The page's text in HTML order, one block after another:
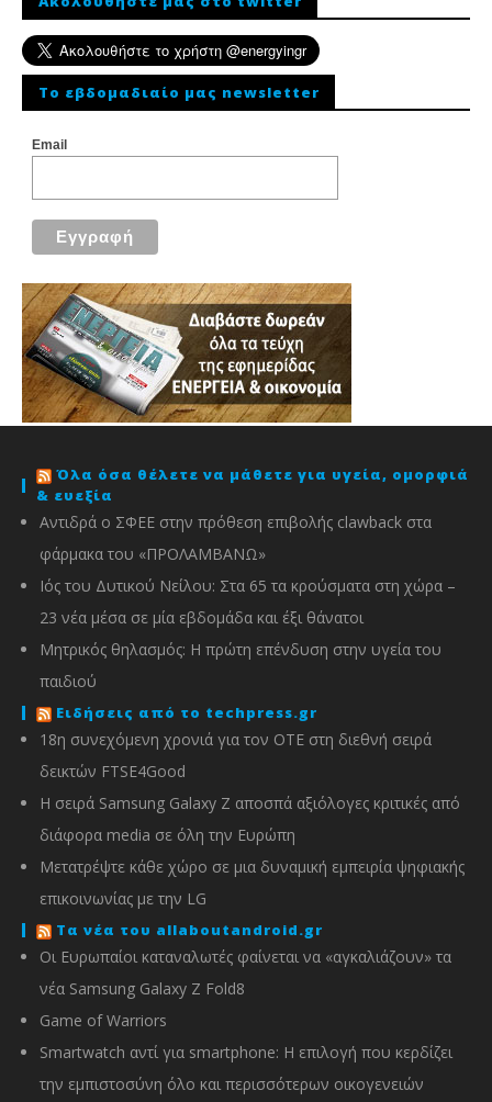
To εβδομαδιαίο μας newsletter
Email
Όλα όσα θέλετε να μάθετε για υγεία, ομορφιά
& ευεξία
Αντιδρά ο ΣΦΕΕ στην πρόθεση επιβολής clawback στα
φάρμακα του «ΠΡΟΛΑΜΒΑΝΩ»
Ιός του Δυτικού Νείλου: Στα 65 τα κρούσματα στη χώρα –
23 νέα μέσα σε μία εβδομάδα και έξι θάνατοι
Μητρικός θηλασμός: Η πρώτη επένδυση στην υγεία του
παιδιού
Ειδήσεις από το techpress.gr
18η συνεχόμενη χρονιά για τον ΟΤΕ στη διεθνή σειρά
δεικτών FTSE4Good
Η σειρά Samsung Galaxy Z αποσπά αξιόλογες κριτικές από
διάφορα media σε όλη την Ευρώπη
Μετατρέψτε κάθε χώρο σε μια δυναμική εμπειρία ψηφιακής
επικοινωνίας με την LG
Τα νέα του allaboutandroid.gr
Οι Ευρωπαίοι καταναλωτές φαίνεται να «αγκαλιάζουν» τα
νέα Samsung Galaxy Z Fold8
Game of Warriors
Smartwatch αντί για smartphone: Η επιλογή που κερδίζει
την εμπιστοσύνη όλο και περισσότερων οικογενειών